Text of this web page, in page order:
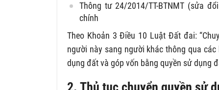
Thông tư 24/2014/TT-BTNMT (sửa
chính
Theo Khoản 3 Điều 10 Luật Đất đai:
người này sang người khác thông qua
dụng đất và góp vốn bằng quyền sử dụng